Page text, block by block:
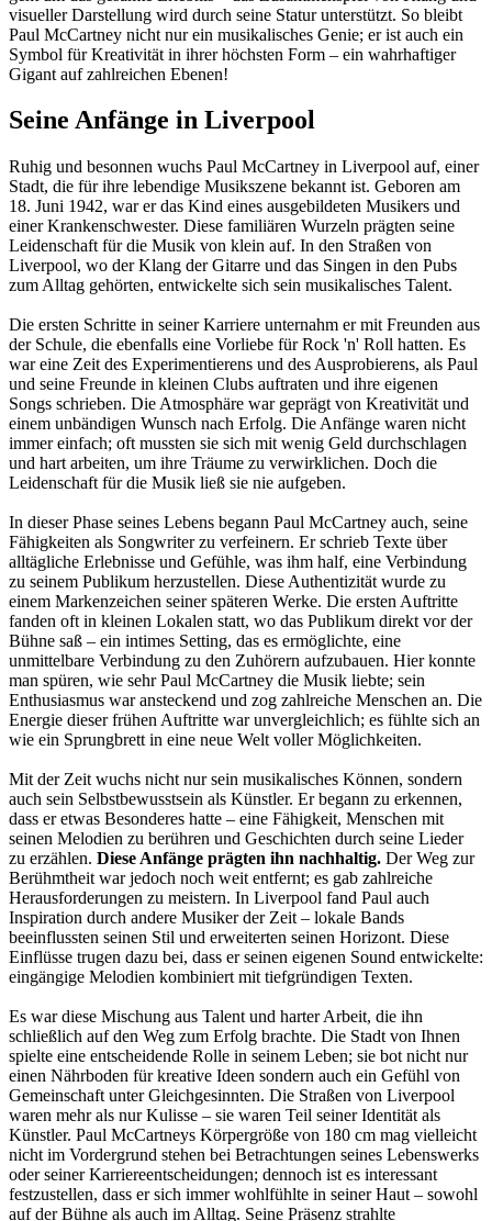
visueller Darstellung wird durch seine Statur unterstützt. So bleibt
Paul McCartney nicht nur ein musikalisches Genie; er ist auch ein
Symbol für Kreativität in ihrer höchsten Form – ein wahrhaftiger
Gigant auf zahlreichen Ebenen!
Seine Anfänge in Liverpool
Ruhig und besonnen wuchs Paul McCartney in Liverpool auf, einer
Stadt, die für ihre lebendige Musikszene bekannt ist. Geboren am
18. Juni 1942, war er das Kind eines ausgebildeten Musikers und
einer Krankenschwester. Diese familiären Wurzeln prägten seine
Leidenschaft für die Musik von klein auf. In den Straßen von
Liverpool, wo der Klang der Gitarre und das Singen in den Pubs
zum Alltag gehörten, entwickelte sich sein musikalisches Talent.
Die ersten Schritte in seiner Karriere unternahm er mit Freunden aus
der Schule, die ebenfalls eine Vorliebe für Rock 'n' Roll hatten. Es
war eine Zeit des Experimentierens und des Ausprobierens, als Paul
und seine Freunde in kleinen Clubs auftraten und ihre eigenen
Songs schrieben. Die Atmosphäre war geprägt von Kreativität und
einem unbändigen Wunsch nach Erfolg. Die Anfänge waren nicht
immer einfach; oft mussten sie sich mit wenig Geld durchschlagen
und hart arbeiten, um ihre Träume zu verwirklichen. Doch die
Leidenschaft für die Musik ließ sie nie aufgeben.
In dieser Phase seines Lebens begann Paul McCartney auch, seine
Fähigkeiten als Songwriter zu verfeinern. Er schrieb Texte über
alltägliche Erlebnisse und Gefühle, was ihm half, eine Verbindung
zu seinem Publikum herzustellen. Diese Authentizität wurde zu
einem Markenzeichen seiner späteren Werke. Die ersten Auftritte
fanden oft in kleinen Lokalen statt, wo das Publikum direkt vor der
Bühne saß – ein intimes Setting, das es ermöglichte, eine
unmittelbare Verbindung zu den Zuhörern aufzubauen. Hier konnte
man spüren, wie sehr Paul McCartney die Musik liebte; sein
Enthusiasmus war ansteckend und zog zahlreiche Menschen an. Die
Energie dieser frühen Auftritte war unvergleichlich; es fühlte sich an
wie ein Sprungbrett in eine neue Welt voller Möglichkeiten.
Mit der Zeit wuchs nicht nur sein musikalisches Können, sondern
auch sein Selbstbewusstsein als Künstler. Er begann zu erkennen,
dass er etwas Besonderes hatte – eine Fähigkeit, Menschen mit
seinen Melodien zu berühren und Geschichten durch seine Lieder
zu erzählen. Diese Anfänge prägten ihn nachhaltig. Der Weg zur
Berühmtheit war jedoch noch weit entfernt; es gab zahlreiche
Herausforderungen zu meistern. In Liverpool fand Paul auch
Inspiration durch andere Musiker der Zeit – lokale Bands
beeinflussten seinen Stil und erweiterten seinen Horizont. Diese
Einflüsse trugen dazu bei, dass er seinen eigenen Sound entwickelte:
eingängige Melodien kombiniert mit tiefgründigen Texten.
Es war diese Mischung aus Talent und harter Arbeit, die ihn
schließlich auf den Weg zum Erfolg brachte. Die Stadt von Ihnen
spielte eine entscheidende Rolle in seinem Leben; sie bot nicht nur
einen Nährboden für kreative Ideen sondern auch ein Gefühl von
Gemeinschaft unter Gleichgesinnten. Die Straßen von Liverpool
waren mehr als nur Kulisse – sie waren Teil seiner Identität als
Künstler. Paul McCartneys Körpergröße von 180 cm mag vielleicht
nicht im Vordergrund stehen bei Betrachtungen seines Lebenswerks
oder seiner Karriereentscheidungen; dennoch ist es interessant
festzustellen, dass er sich immer wohlfühlte in seiner Haut – sowohl
auf der Bühne als auch im Alltag. Seine Präsenz strahlte